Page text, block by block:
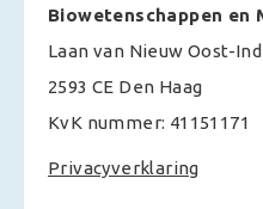
Biowetenschappen en
Laan van Nieuw Oost-
2593 CE Den Haag
KvK nummer: 41151171
Privacyverklaring